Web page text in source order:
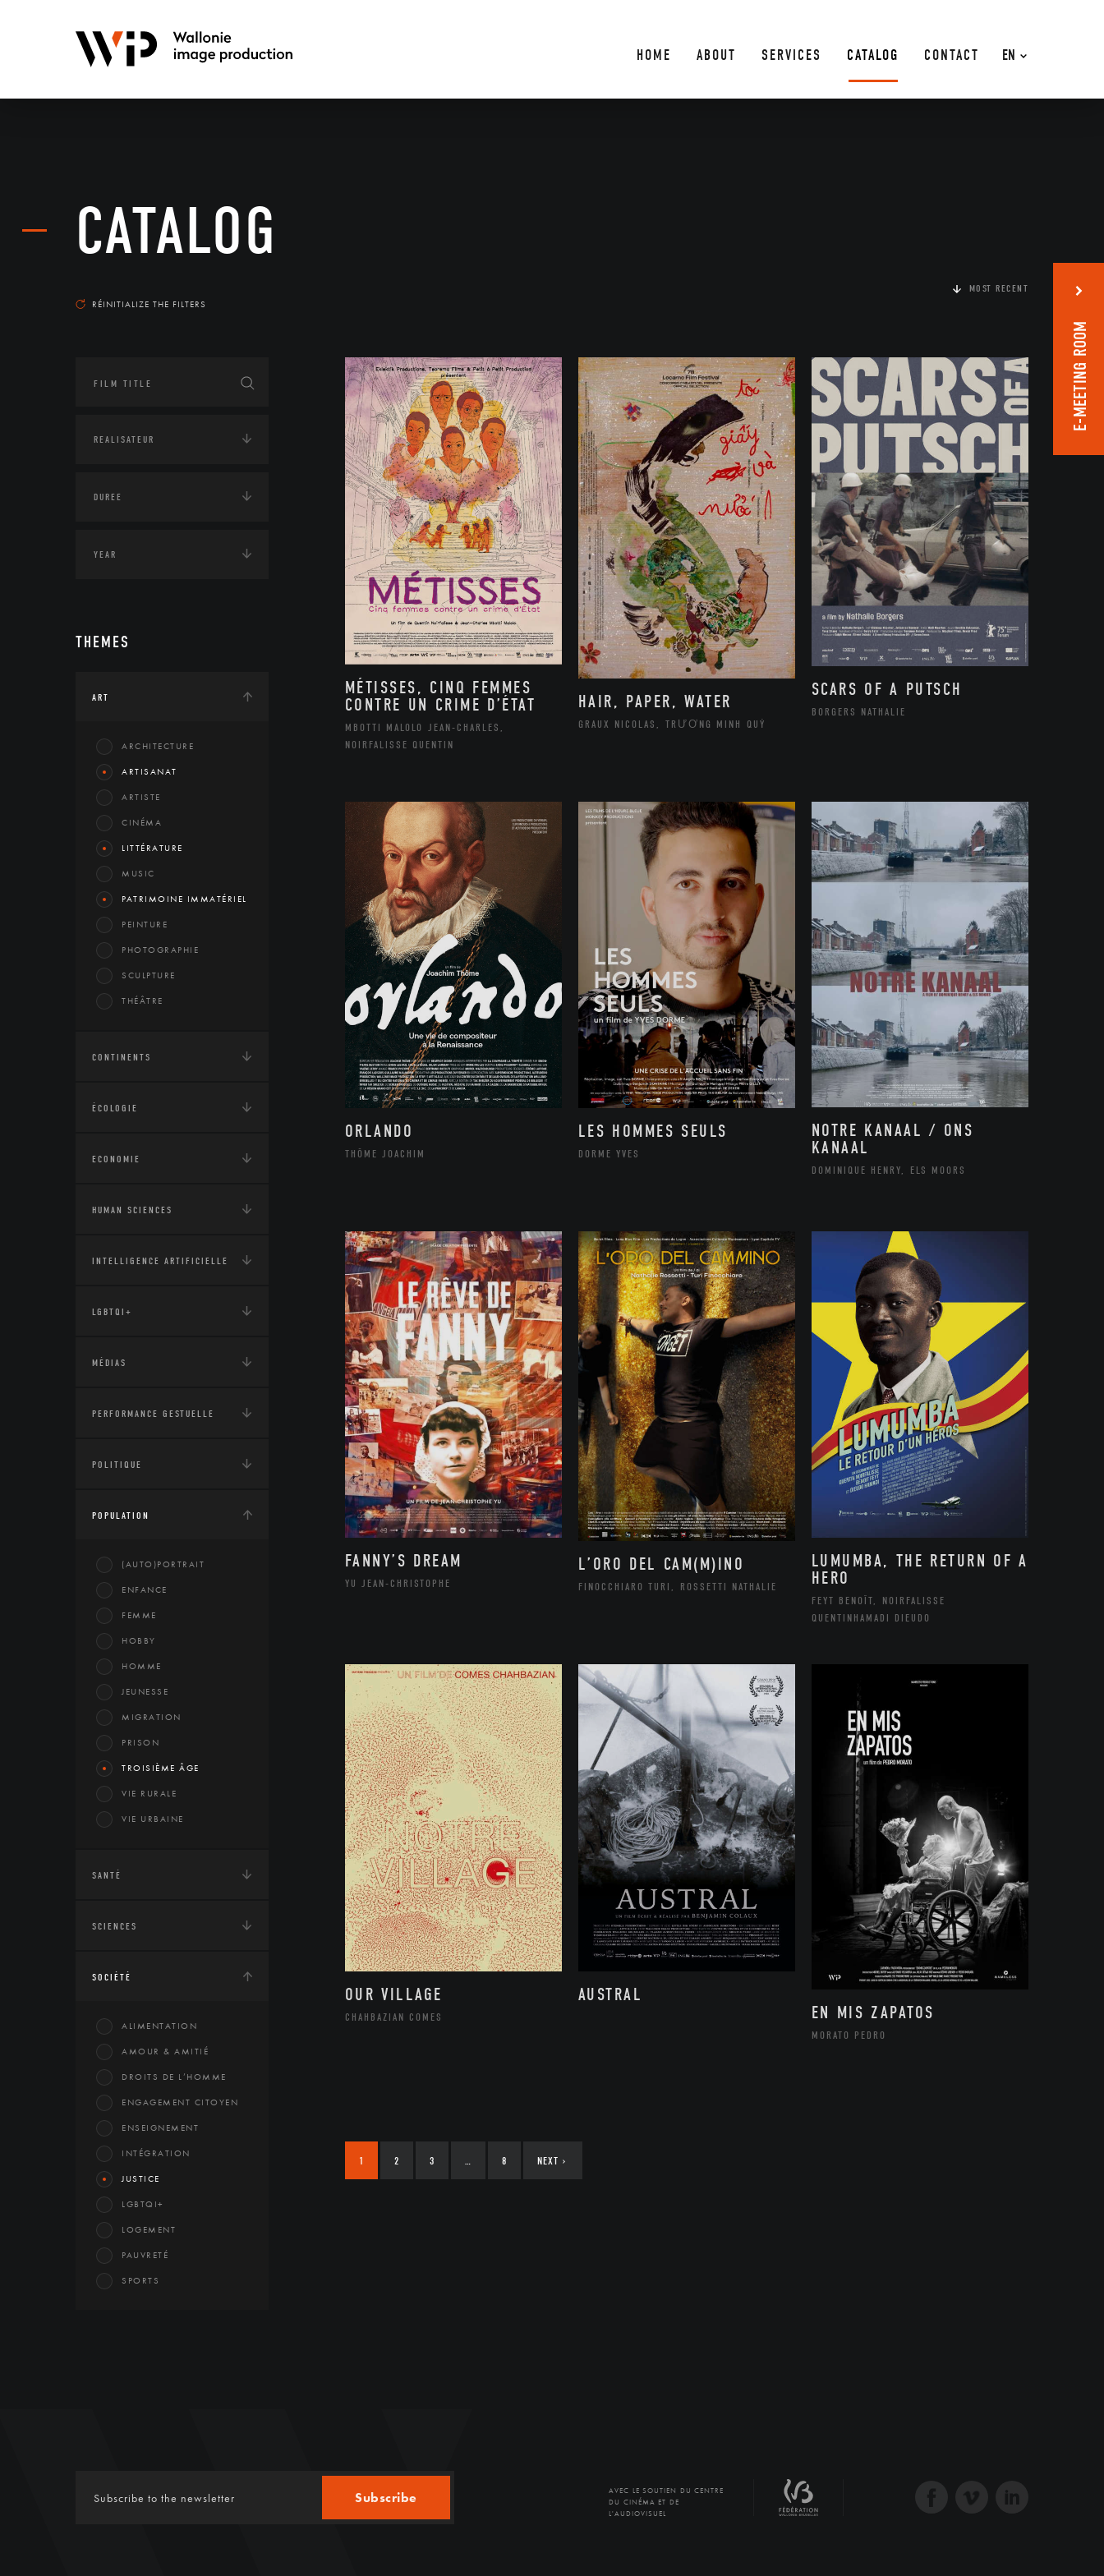
EN
HOME ABOUT SERVICES CATALOG CONTACT
CATALOG
RÉINITIALIZE THE FILTERS
THEMES
ART
ARCHITECTURE
ARTISANAT
ARTISTE
CINÉMA
LITTÉRATURE
MUSIC
PATRIMOINE IMMATÉRIEL
PEINTURE
PHOTOGRAPHIE
SCULPTURE
THÉÂTRE
CONTINENTS
ÉCOLOGIE
ECONOMIE
HUMAN SCIENCES
INTELLIGENCE ARTIFICIELLE
LGBTQI+
MÉDIAS
PERFORMANCE GESTUELLE
POLITIQUE
POPULATION
(AUTO)PORTRAIT
ENFANCE
FEMME
HOBBY
HOMME
JEUNESSE
MIGRATION
PRISON
TROISIÈME ÂGE
VIE RURALE
VIE URBAINE
SANTÉ
SCIENCES
SOCIÉTÉ
ALIMENTATION
AMOUR & AMITIÉ
DROITS DE L’HOMME
ENGAGEMENT CITOYEN
ENSEIGNEMENT
INTÉGRATION
JUSTICE
LGBTQI+
LOGEMENT
PAUVRETÉ
SPORTS
MOST RECENT
MÉTISSES, CINQ FEMMES
CONTRE UN CRIME D’ÉTAT
MBOTTI MALOLO JEAN-CHARLES,
NOIRFALISSE QUENTIN
HAIR, PAPER, WATER
GRAUX NICOLAS, TRƯƠNG MINH QUÝ
SCARS OF A PUTSCH
BORGERS NATHALIE
ORLANDO
THÔME JOACHIM
LES HOMMES SEULS
DORME YVES
NOTRE KANAAL / ONS
KANAAL
DOMINIQUE HENRY, ELS MOORS
FANNY’S DREAM
YU JEAN-CHRISTOPHE
L’ORO DEL CAM(M)INO
FINOCCHIARO TURI, ROSSETTI NATHALIE
LUMUMBA, THE RETURN OF A
HERO
FEYT BENOÎT, NOIRFALISSE
QUENTINHAMADI DIEUDO
OUR VILLAGE
CHAHBAZIAN COMES
AUSTRAL
EN MIS ZAPATOS
MORATO PEDRO
1 2 3 … 8 NEXT ›
Subscribe
AVEC LE SOUTIEN DU CENTRE
DU CINÉMA ET DE
L'AUDIOVISUEL
E-MEETING ROOM